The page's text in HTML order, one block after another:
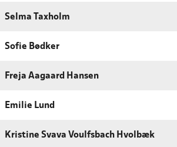
Selma Taxholm
Sofie Bødker
Freja Aagaard Hansen
Emilie Lund
Kristine Svava Voulfsbach Hvolbæk